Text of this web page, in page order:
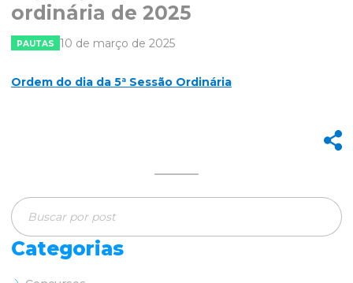
ordinária de 2025
PAUTAS 10 de março de 2025
Ordem do dia da 5ª Sessão Ordinária
Categorias